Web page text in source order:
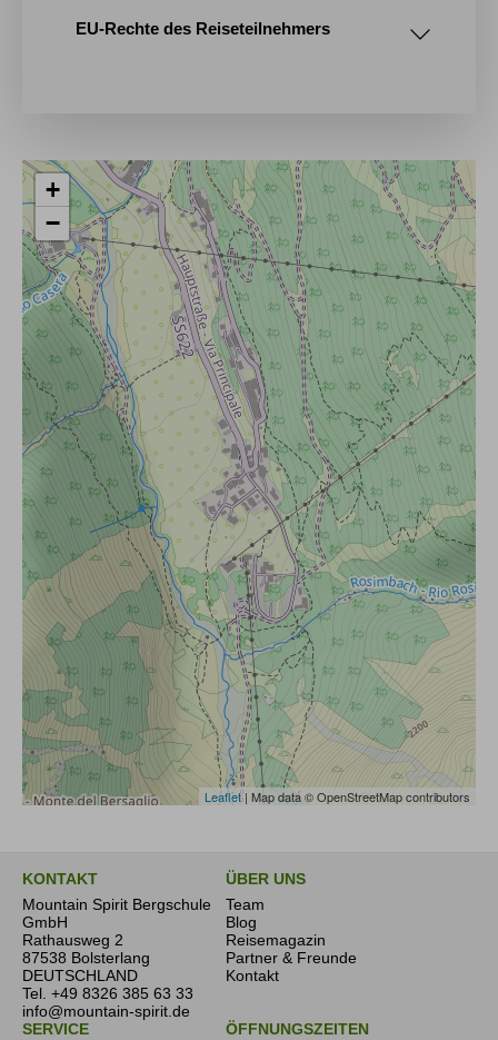
AGB
3. Absagefristen bei nicht Erreichen der
4. Gruppengröße
5. Geplanter Guide
6. Reisepreis / Zahlungsmodalitäten
7. Versicherungen
Weitere Hinweise zum Thema
10. Mobilitätshinweis
11. Sprache
EU-Rechte des Reiseteilnehmers
+
−
Leaflet| Map data © OpenStreetMap contributors
KONTAKT
Mountain Spirit Bergschule
GmbH
Rathausweg 2
87538 Bolsterlang
DEUTSCHLAND
Tel. +49 8326 385 63 33
info@mountain-spirit.de
ÜBER UNS
Team
Blog
Reisemagazin
Partner & Freunde
Kontakt
SERVICE
ÖFFNUNGSZEITEN